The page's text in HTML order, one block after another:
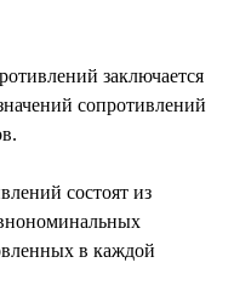
заключается
сопротивлений
состоят из
в каждой